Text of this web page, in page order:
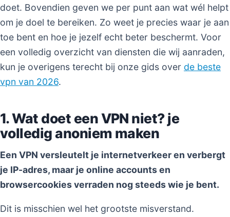
doet. Bovendien geven we per punt aan wat wél helpt
om je doel te bereiken. Zo weet je precies waar je aan
toe bent en hoe je jezelf echt beter beschermt. Voor
een volledig overzicht van diensten die wij aanraden,
kun je overigens terecht bij onze gids over de beste
vpn van 2026.
1. Wat doet een VPN niet? je
volledig anoniem maken
Een VPN versleutelt je internetverkeer en verbergt
je IP-adres, maar je online accounts en
browsercookies verraden nog steeds wie je bent.
Dit is misschien wel het grootste misverstand.